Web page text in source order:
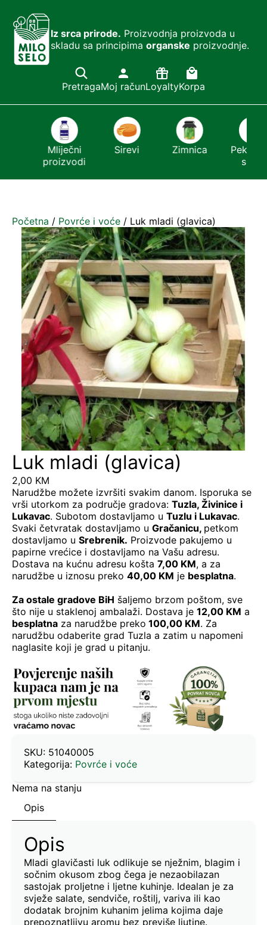
Iz srca prirode. Proizvodnja proizvoda u
skladu sa principima organske proizvodnje.
PretragaMoj računLoyaltyKorpa
Mliječni
proizvodi
Sirevi Zimnica
Pekmezi i
sirće
Početna / Povrće i voće / Luk mladi (glavica)
Luk mladi (glavica)
2,00 KM
Narudžbe možete izvršiti svakim danom. Isporuka se
vrši utorkom za područje gradova: Tuzla, Živinice i
Lukavac. Subotom dostavljamo u Tuzlu i Lukavac.
Svaki četvratak dostavljamo u Gračanicu, petkom
dostavljamo u Srebrenik. Proizvode pakujemo u
papirne vrećice i dostavljamo na Vašu adresu.
Dostava na kućnu adresu košta 7,00 KM, a za
narudžbe u iznosu preko 40,00 KM je besplatna.
Za ostale gradove BiH šaljemo brzom poštom, sve
što nije u staklenoj ambalaži. Dostava je 12,00 KM a
besplatna za narudžbe preko 100,00 KM. Za
narudžbu odaberite grad Tuzla a zatim u napomeni
naglasite koji je grad u pitanju.
SKU: 51040005
Kategorija: Povrće i voće
Nema na stanju
Opis
Opis
Mladi glavičasti luk odlikuje se nježnim, blagim i
sočnim okusom zbog čega je nezaobilazan
sastojak proljetne i ljetne kuhinje. Idealan je za
svježe salate, sendviče, roštilj, variva ili kao
dodatak brojnim kuhanim jelima kojima daje
prepoznatljivu aromu bez previše ljutine.